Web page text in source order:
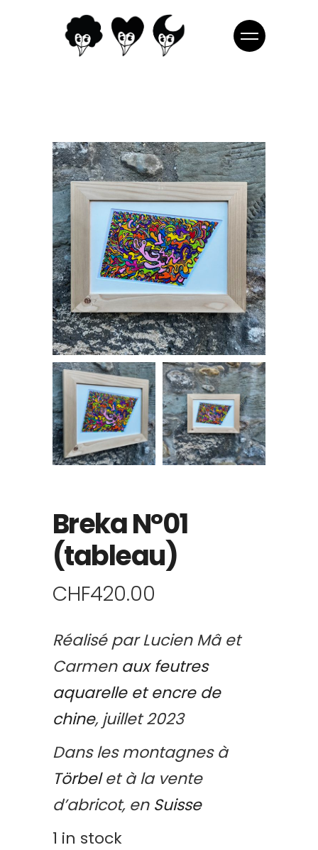
Breka N°01
(tableau)
CHF420.00
Réalisé par Lucien Mâ et
Carmen aux feutres
aquarelle et encre de
chine, juillet 2023
Dans les montagnesà
Törbelet à la vente
d’abricot, en Suisse
1 in stock